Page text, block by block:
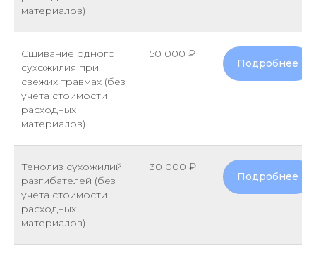
материалов)
Сшивание одного
сухожилия при
свежих травмах (без
учета стоимости
расходных
материалов)
50 000 ₽
Подробнее
Тенолиз сухожилий
разгибателей (без
учета стоимости
расходных
материалов)
30 000 ₽
Подробнее